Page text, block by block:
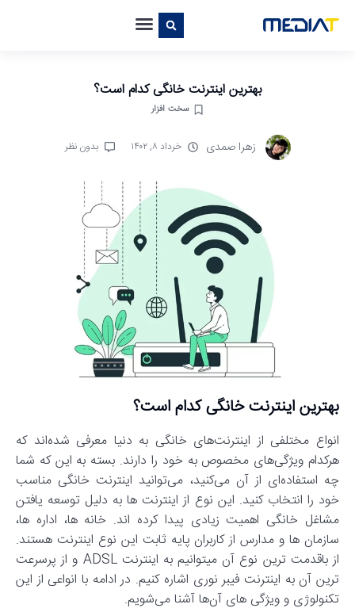
بهترین اینترنت خانگی کدام است؟
سخت افزار
زهرا صمدی خرداد ۸, ۱۴۰۲ بدون نظر
بهترین اینترنت خانگی کدام است؟
انواع مختلفی از اینترنت‌های خانگی به دنیا معرفی شده‌اند که
هرکدام ویژگی‌های مخصوص به خود را دارند. بسته به این که شما
چه استفاده‌ای از آن می‌کنید، می‌توانید اینترنت خانگی مناسب
خود را انتخاب کنید. این نوع از اینترنت ها به دلیل توسعه یافتن
مشاغل خانگی اهمیت زیادی پیدا کرده اند. خانه ها، اداره ها،
سازمان ها و مدارس از کاربران پایه ثابت این نوع اینترنت هستند.
از باقدمت ترین نوع آن میتوانیم به اینترنت ADSL و از پرسرعت
ترین آن به اینترنت فیبر نوری اشاره کنیم. در ادامه با انواعی از این
تکنولوژی و ویژگی های آن‌ها آشنا می‌شویم.